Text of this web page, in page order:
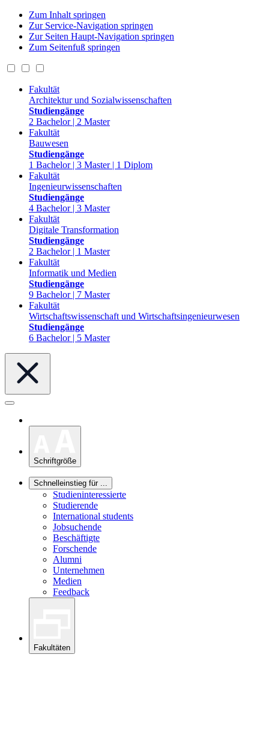
Zum Inhalt springen
Zur Service-Navigation springen
Zur Seiten Haupt-Navigation springen
Zum Seitenfuß springen
Fakultät
Architektur und Sozialwissenschaften
Studiengänge
2 Bachelor | 2 Master
Fakultät
Bauwesen
Studiengänge
1 Bachelor | 3 Master | 1 Diplom
Fakultät
Ingenieurwissenschaften
Studiengänge
4 Bachelor | 3 Master
Fakultät
Digitale Transformation
Studiengänge
2 Bachelor | 1 Master
Fakultät
Informatik und Medien
Studiengänge
9 Bachelor | 7 Master
Fakultät
Wirtschaftswissenschaft und Wirtschaftsingenieurwesen
Studiengänge
6 Bachelor | 5 Master
Schriftgröße
Schnelleinstieg für ...
Studieninteressierte
Studierende
International students
Jobsuchende
Beschäftigte
Forschende
Alumni
Unternehmen
Medien
Feedback
Fakultäten